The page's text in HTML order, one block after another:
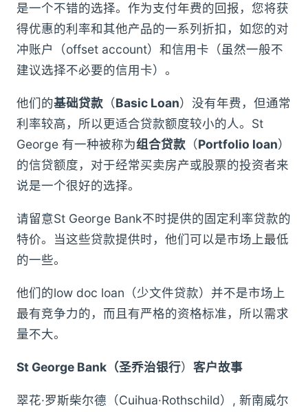
是一个不错的选择。作为支付年费的回报，您将获
得优惠的利率和其他产品的一系列折扣，如您的对
冲账户（offset account）和信用卡（虽然一般不
建议选择不必要的信用卡）。
他们的基础贷款 （Basic Loan）没有年费，但通常
利率较高，所以更适合贷款额度较小的人。St
George 有一种被称为组合贷款 （Portfolio loan）
的信贷额度，对于经常买卖房产或股票的投资者来
说是一个很好的选择。
请留意St George Bank不时提供的固定利率贷款的
特价。当这些贷款提供时，他们可以是市场上最低
的一些。
他们的low doc loan（少文件贷款）并不是市场上
最有竞争力的，而且有严格的资格标准，所以需求
量不大。
St George Bank（圣乔治银行） 客户故事
翠花·罗斯柴尔德（Cuihua·Rothschild）, 新南威尔